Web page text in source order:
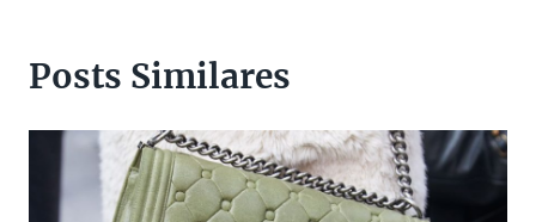
Posts Similares